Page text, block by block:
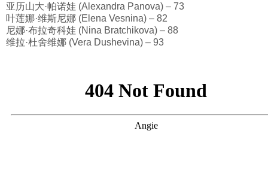
亚历山大·帕诺娃 (Alexandra Panova) – 73
叶莲娜·维斯尼娜 (Elena Vesnina) – 82
尼娜·布拉奇科娃 (Nina Bratchikova) – 88
维拉·杜舍维娜 (Vera Dushevina) – 93